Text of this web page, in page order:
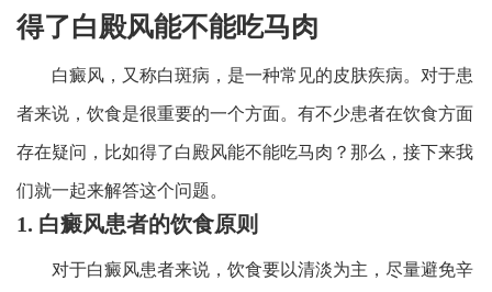
得了白殿风能不能吃马肉
白癜风，又称白斑病，是一种常见的皮肤疾病。对于患
者来说，饮食是很重要的一个方面。有不少患者在饮食方面
存在疑问，比如得了白殿风能不能吃马肉？那么，接下来我
们就一起来解答这个问题。
1. 白癜风患者的饮食原则
对于白癜风患者来说，饮食要以清淡为主，尽量避免辛